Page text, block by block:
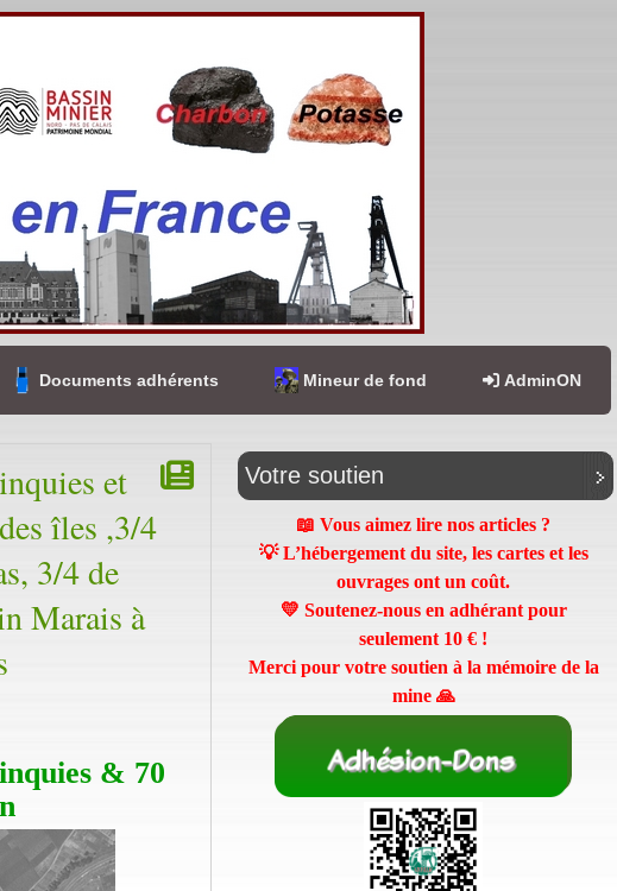
Documents adhérents Mineur de fond AdminON
et
îles ,3/4
3/4 de
Marais à
& 70
Votre soutien
📖 Vous aimez lire nos articles ?
💡 L’hébergement du site, les cartes et les
ouvrages ont un coût.
💛 Soutenez-nous en adhérant pour
seulement 10 € !
Merci pour votre soutien à la mémoire de la
mine 🙏